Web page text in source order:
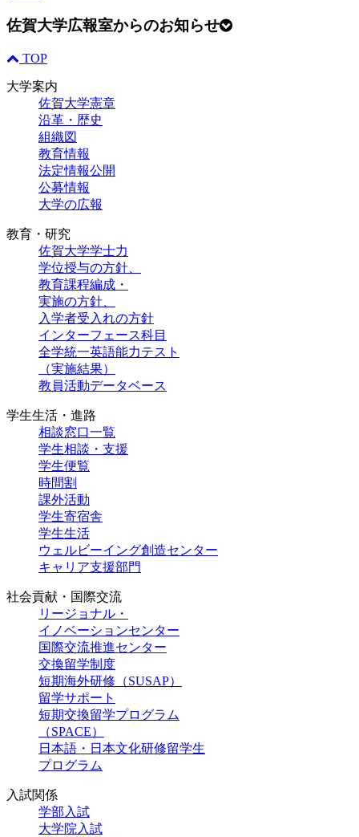
佐賀大学広報室からのお知らせ
TOP
大学案内
佐賀大学憲章
沿革・歴史
組織図
教育情報
法定情報公開
公募情報
大学の広報
教育・研究
佐賀大学学士力
学位授与の方針、
教育課程編成・
実施の方針、
入学者受入れの方針
インターフェース科目
全学統一英語能力テスト
（実施結果）
教員活動データベース
学生生活・進路
相談窓口一覧
学生相談・支援
学生便覧
時間割
課外活動
学生寄宿舎
学生生活
ウェルビーイング創造センター
キャリア支援部門
社会貢献・国際交流
リージョナル・
イノベーションセンター
国際交流推進センター
交換留学制度
短期海外研修（SUSAP）
留学サポート
短期交換留学プログラム
（SPACE）
日本語・日本文化研修留学生
プログラム
入試関係
学部入試
大学院入試